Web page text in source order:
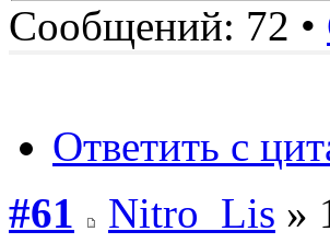
Сообщений: 72 •
Ответить с
#61
Nitro_Lis »